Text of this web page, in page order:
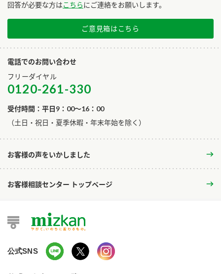
回答が必要な方はこちらにご連絡をお願いします。
ご意見箱はこちら
電話でのお問い合わせ
フリーダイヤル
0120-261-330
受付時間：平日9：00～16：00
​（土日・祝日・夏季休暇・年末年始を除く）
お客様の声をいかしました
お客様相談センター トップページ
公式SNS